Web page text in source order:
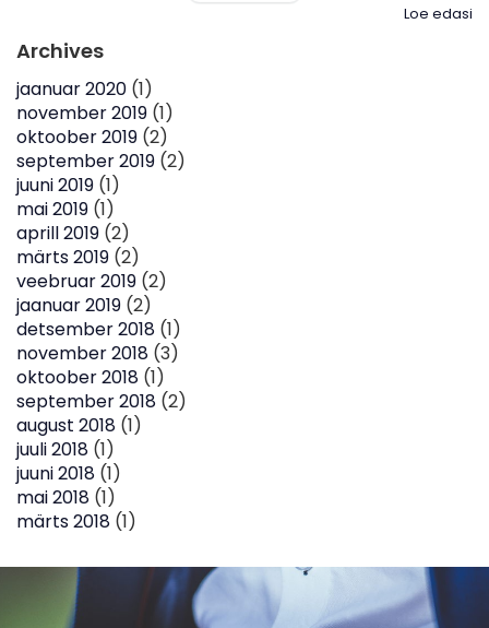
Loe edasi
Archives
jaanuar 2020 (1)
november 2019 (1)
oktoober 2019 (2)
september 2019 (2)
juuni 2019 (1)
mai 2019 (1)
aprill 2019 (2)
märts 2019 (2)
veebruar 2019 (2)
jaanuar 2019 (2)
detsember 2018 (1)
november 2018 (3)
oktoober 2018 (1)
september 2018 (2)
august 2018 (1)
juuli 2018 (1)
juuni 2018 (1)
mai 2018 (1)
märts 2018 (1)